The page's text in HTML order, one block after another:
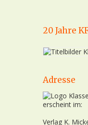
20 Jahre
Adresse
erscheint im:
Verlag K.